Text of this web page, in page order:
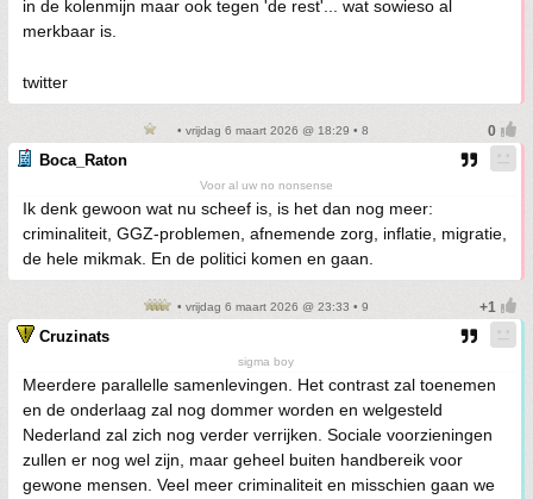
in de kolenmijn maar ook tegen 'de rest'... wat sowieso al
merkbaar is.
twitter
• vrijdag 6 maart 2026 @ 18:29 • 8
Boca_Raton
Voor al uw no nonsense
Ik denk gewoon wat nu scheef is, is het dan nog meer:
criminaliteit, GGZ-problemen, afnemende zorg, inflatie, migratie,
de hele mikmak. En de politici komen en gaan.
• vrijdag 6 maart 2026 @ 23:33 • 9
Cruzinats
sigma boy
Meerdere parallelle samenlevingen. Het contrast zal toenemen
en de onderlaag zal nog dommer worden en welgesteld
Nederland zal zich nog verder verrijken. Sociale voorzieningen
zullen er nog wel zijn, maar geheel buiten handbereik voor
gewone mensen. Veel meer criminaliteit en misschien gaan we